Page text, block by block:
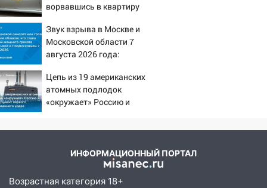
05:00
«Каждая пятая женщина и каждый
второй мужчина в мире сталкиваются с
алопецией»: врач рассказал, чем может
быть вызвано облысение и как с этим
справиться
03:30
Гороскоп на 7 августа: пятница
принесет прилив творческой энергии и
отличные шансы исправить старые
Прогноз погоды на 7 августа в
ворвавшись в квартиру
Звук взрыва в Москве и
Московской области 7
августа 2026 года:
откуда был громкий
хлопок
Цепь из 19 американских
атомных подлодок
«окружает» Россию и
ИНФОРМАЦИОННЫЙ ПОРТАЛ
Возрастная категория 18+